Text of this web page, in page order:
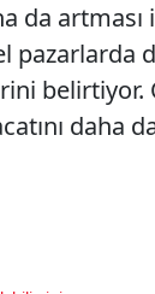
da
pazarlarda
daha